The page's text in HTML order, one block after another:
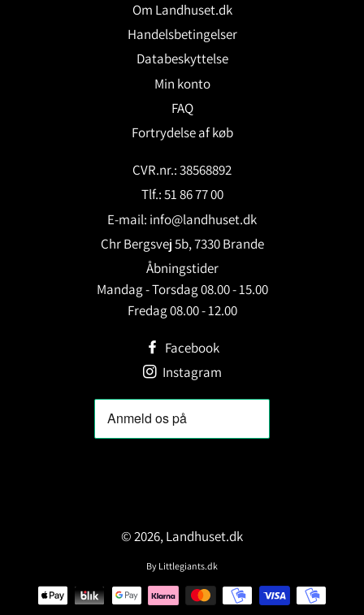
Om Landhuset.dk
Handelsbetingelser
Databeskyttelse
Min konto
FAQ
Fortrydelse af køb
CVR.nr.: 38568892
Tlf.: 51 86 77 00
E-mail: info@landhuset.dk
Chr Bergsvej 5b, 7330 Brande
Åbningstider
Mandag - Torsdag 08.00 - 15.00
Fredag 08.00 - 12.00
Facebook
Instagram
© 2026,Landhuset.dk
By Littlegiants.dk
Betalingsmetoder